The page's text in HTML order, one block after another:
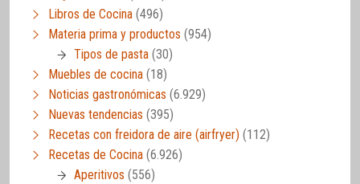
Libros de Cocina (496)
Materia prima y productos (954)
Tipos de pasta (30)
Muebles de cocina (18)
Noticias gastronómicas (6.929)
Nuevas tendencias (395)
Recetas con freidora de aire (airfryer) (112)
Recetas de Cocina (6.926)
Aperitivos (556)